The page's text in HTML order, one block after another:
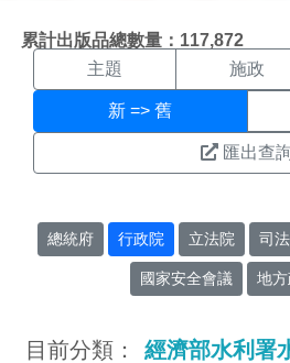
累計出版品總數量：117,872
機關搜尋結果
主題 施政
新 => 舊
匯出查
總統府 行政院 立法院 司
國家安全會議 地
目前分類： 經濟部水利署